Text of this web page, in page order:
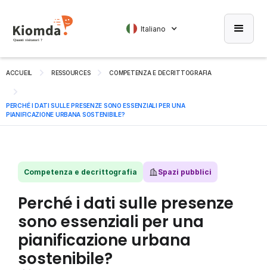
Italiano
ACCUEIL RESSOURCES COMPETENZA E DECRITTOGRAFIA
PERCHÉ I DATI SULLE PRESENZE SONO ESSENZIALI PER UNA
PIANIFICAZIONE URBANA SOSTENIBILE?
Competenza e decrittografia Spazi pubblici
Perché i dati sulle presenze
sono essenziali per una
pianificazione urbana
sostenibile?